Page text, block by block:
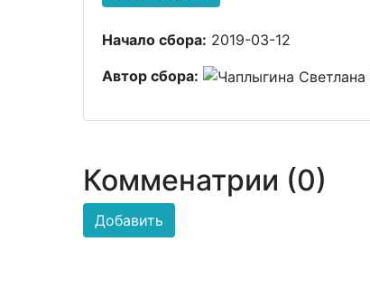
Начало сбора: 2019-03-12
Автор сбора:
Комменатрии (0)
Добавить